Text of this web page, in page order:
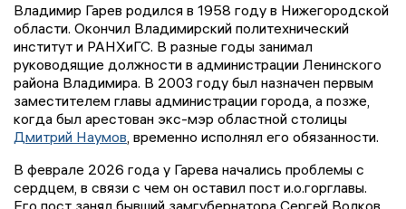
Владимир Гарев родился в 1958 году в Нижегородской
области. Окончил Владимирский политехнический
институт и РАНХиГС. В разные годы занимал
руководящие должности в администрации Ленинского
района Владимира. В 2003 году был назначен первым
заместителем главы администрации города, а позже,
когда был арестован экс-мэр областной столицы
Дмитрий Наумов, временно исполнял его обязанности.
В феврале 2026 года у Гарева начались проблемы с
сердцем, в связи с чем он оставил пост и.о.горглавы.